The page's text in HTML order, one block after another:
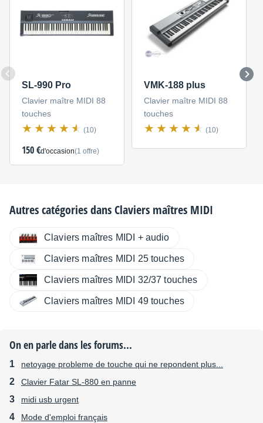
SL-990 Pro
Clavier maître MIDI 88
touches
(10)
150 €d'occasion(1 offre)
VMK-188 plus
Clavier maître MIDI 88
touches
(10)
Autres catégories dansClaviers maîtres MIDI
Claviers maîtres MIDI + audio
Claviers maîtres MIDI 25 touches
Claviers maîtres MIDI 32/37 touches
Claviers maîtres MIDI 49 touches
On en parle dans les forums...
netoyage probleme de touche qui ne repondent plus...
Clavier Fatar SL-880 en panne
midi usb urgent
Mode d'emploi français